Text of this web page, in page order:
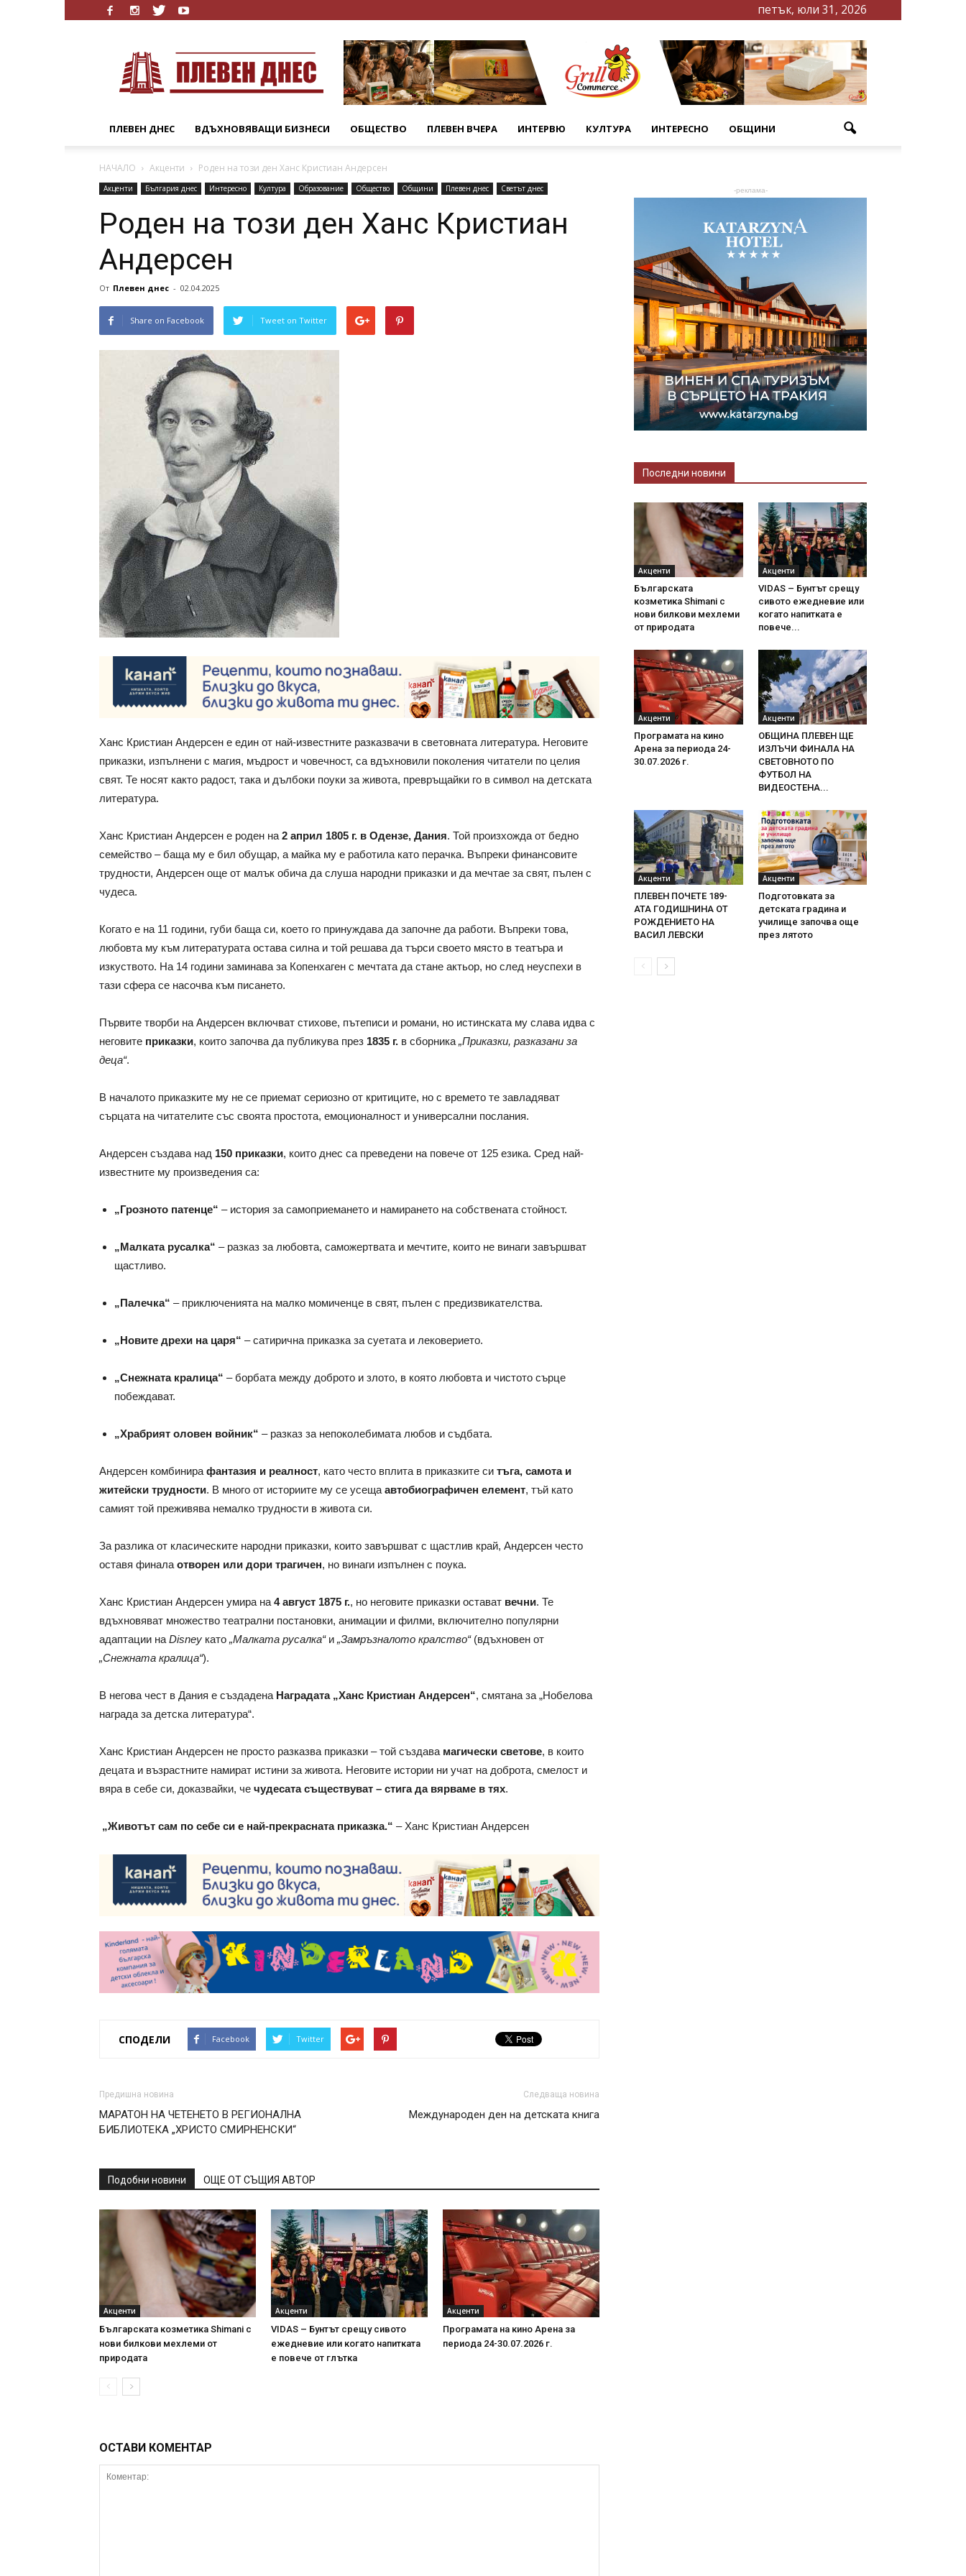
петък, юли 31, 2026
Днес
ПЛЕВЕН ДНЕС ВДЪХНОВЯВАЩИ БИЗНЕСИ ОБЩЕСТВО ПЛЕВЕН ВЧЕРА ИНТЕРВЮ КУЛТУРА ИНТЕРЕСНО ОБЩИНИ
НАЧАЛО Акценти Роден на този ден Ханс Кристиан Андерсен
Акценти България днес Интересно Култура Образование Общество Общини Плевен днес Светът днес
Роден на този ден Ханс Кристиан
Андерсен
От Плевен днес - 02.04.2025
Share on Facebook Tweet on Twitter
Ханс Кристиан Андерсен е един от най-известните разказвачи в световната литература. Неговите
приказки, изпълнени с магия, мъдрост и човечност, са вдъхновили поколения читатели по целия
свят. Те носят както радост, така и дълбоки поуки за живота, превръщайки го в символ на детската
литература.
Ханс Кристиан Андерсен е роден на 2 април 1805 г. в Одензе, Дания. Той произхожда от бедно
семейство – баща му е бил обущар, а майка му е работила като перачка. Въпреки финансовите
трудности, Андерсен още от малък обича да слуша народни приказки и да мечтае за свят, пълен с
чудеса.
Когато е на 11 години, губи баща си, което го принуждава да започне да работи. Въпреки това,
любовта му към литературата остава силна и той решава да търси своето място в театъра и
изкуството. На 14 години заминава за Копенхаген с мечтата да стане актьор, но след неуспехи в
тази сфера се насочва към писането.
Първите творби на Андерсен включват стихове, пътеписи и романи, но истинската му слава идва с
неговите приказки, които започва да публикува през 1835 г. в сборника „Приказки, разказани за
деца“.
В началото приказките му не се приемат сериозно от критиците, но с времето те завладяват
сърцата на читателите със своята простота, емоционалност и универсални послания.
Андерсен създава над 150 приказки, които днес са преведени на повече от 125 езика. Сред най-
известните му произведения са:
„Грозното патенце“ – история за самоприемането и намирането на собствената стойност.
„Малката русалка“ – разказ за любовта, саможертвата и мечтите, които не винаги завършват
щастливо.
„Палечка“ – приключенията на малко момиченце в свят, пълен с предизвикателства.
„Новите дрехи на царя“ – сатирична приказка за суетата и лековерието.
„Снежната кралица“ – борбата между доброто и злото, в която любовта и чистото сърце
побеждават.
„Храбрият оловен войник“ – разказ за непоколебимата любов и съдбата.
Андерсен комбинира фантазия и реалност, като често вплита в приказките си тъга, самота и
житейски трудности. В много от историите му се усеща автобиографичен елемент, тъй като
самият той преживява немалко трудности в живота си.
За разлика от класическите народни приказки, които завършват с щастлив край, Андерсен често
оставя финала отворен или дори трагичен, но винаги изпълнен с поука.
Ханс Кристиан Андерсен умира на 4 август 1875 г., но неговите приказки остават вечни. Те
вдъхновяват множество театрални постановки, анимации и филми, включително популярни
адаптации на Disney като „Малката русалка“и „Замръзналото кралство“(вдъхновен от
„Снежната кралица“).
В негова чест в Дания е създадена Наградата „Ханс Кристиан Андерсен“, смятана за „Нобелова
награда за детска литература“.
Ханс Кристиан Андерсен не просто разказва приказки – той създава магически светове, в които
децата и възрастните намират истини за живота. Неговите истории ни учат на доброта, смелост и
вяра в себе си, доказвайки, че чудесата съществуват – стига да вярваме в тях.
„Животът сам по себе си е най-прекрасната приказка.“ – Ханс Кристиан Андерсен
СПОДЕЛИ Facebook Twitter
Предишна новина
МАРАТОН НА ЧЕТЕНЕТО В РЕГИОНАЛНА
БИБЛИОТЕКА „ХРИСТО СМИРНЕНСКИ“
Следваща новина
Международен ден на детската книга
Подобни новини ОЩЕ ОТ СЪЩИЯ АВТОР
Акценти
Българската козметика Shimani с
нови билкови мехлеми от
природата
Акценти
VIDAS – Бунтът срещу сивото
ежедневие или когато напитката
е повече от глътка
Акценти
Програмата на кино Арена за
периода 24-30.07.2026 г.
ОСТАВИ КОМЕНТАР
-реклама-
Последни новини
Акценти
Българската
козметика Shimani с
нови билкови мехлеми
от природата
Акценти
VIDAS – Бунтът срещу
сивото ежедневие или
когато напитката е
повече...
Акценти
Програмата на кино
Арена за периода 24-
30.07.2026 г.
Акценти
ОБЩИНА ПЛЕВЕН ЩЕ
ИЗЛЪЧИ ФИНАЛА НА
СВЕТОВНОТО ПО
ФУТБОЛ НА
ВИДЕОСТЕНА...
Акценти
ПЛЕВЕН ПОЧЕТЕ 189-
АТА ГОДИШНИНА ОТ
РОЖДЕНИЕТО НА
ВАСИЛ ЛЕВСКИ
Акценти
Подготовката за
детската градина и
училище започва още
през лятото